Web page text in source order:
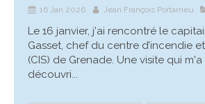
16 Jan 2026 Jean François Portarrieu
Le 16 janvier, j'ai rencontré le
Gasset, chef du centre d’incendie
(CIS) de Grenade. Une visite qui
découvri...